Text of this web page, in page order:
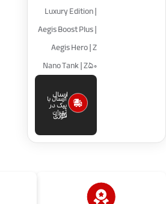
Luxury Edition |
Aegis Boost Plus |
Aegis Hero | Z
Nano Tank | Z50
ارسال
فوری
ارسال با
پیک در
تهران